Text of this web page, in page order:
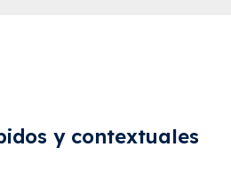
y contextuales